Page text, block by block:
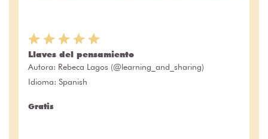
Llaves del pensamiento
Autora: Rebeca Lagos (@learning_and_sharing)
Idioma: Spanish
Gratis